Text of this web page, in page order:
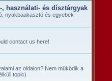
, használati- és dísztárgyak
nyakbaakasztó és egyebek
contact us here!
az oldalon? Nem mûködik a
topic)